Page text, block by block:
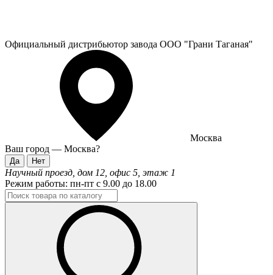
Официальный дистрибьютор завода ООО "Грани Таганая"
Москва
Ваш город — Москва?
Научный проезд, дом 12, офис 5, этаж 1
Режим работы: пн-пт с 9.00 до 18.00